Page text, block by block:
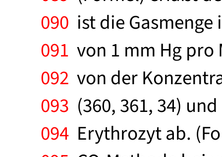
090 ist die
091 von 1 mm Hg
092 von der
093 (360, 361, 34)
094 Erythrozyt ab.